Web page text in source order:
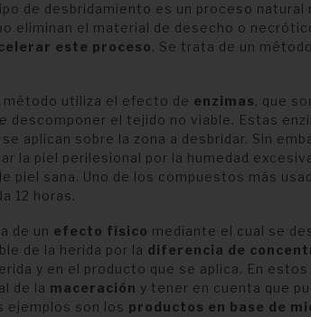
de desbridamiento es un proceso natural
eliminan el material de desecho o
este proceso. Se trata de un
método utiliza el efecto de enzimas, que
descomponer el tejido no viable. Estas
se aplican sobre la zona a desbridar. Sin
la piel perilesional por la humedad
piel sana. Uno de los compuestos más
12 horas.
de un efecto físico mediante el cual se
de la herida por la diferencia de
y en el producto que se aplica. En estos
de la maceración y tener en cuenta que
ejemplos son los productos en base de